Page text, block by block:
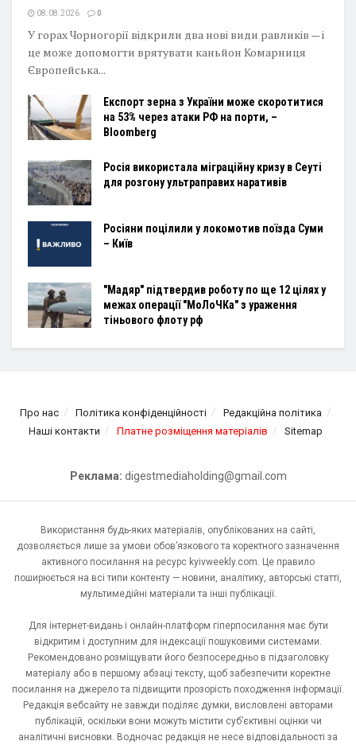
08.08.2026 0
У горах Чорногорії відкрили два нові види равликів — і
це може допомогти врятувати каньйон Комарниця
Європейська...
Експорт зерна з України може скоротитися
на 53% через атаки РФ на порти, –
Bloomberg
Росія використала міграційну кризу в Сеуті
для розгону ультраправих наративів
Росіяни поцілили у локомотив поїзда Суми
– Київ
"Мадяр" підтвердив роботу по ще 12 цілях у
межах операції "МоЛоЧКа" з ураження
тіньового флоту рф
Про нас Політика конфіденційності
Редакційна політика
Наші контакти
Платне розміщення матеріалів Sitemap
Реклама: digestmediaholding@gmail.com
Використання будь-яких матеріалів, опублікованих на сайті,
дозволяється лише за умови обов’язкового та коректного зазначення
активного посилання на ресурс kyivweekly.com. Це правило
поширюється на всі типи контенту — новини, аналітику, авторські статті,
мультимедійні матеріали та інші публікації.
Для інтернет-видань і онлайн-платформ гіперпосилання має бути
відкритим і доступним для індексації пошуковими системами.
Рекомендовано розміщувати його безпосередньо в підзаголовку
матеріалу або в першому абзаці тексту, щоб забезпечити коректне
посилання на джерело та підвищити прозорість походження інформації.
Редакція вебсайту не завжди поділяє думки, висловлені авторами
публікацій, оскільки вони можуть містити суб’єктивні оцінки чи
аналітичні висновки. Водночас редакція не несе відповідальності за